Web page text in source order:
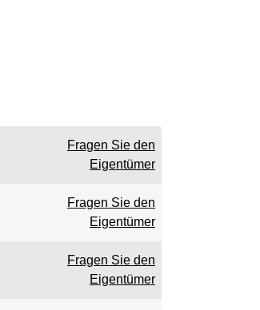
Fragen Sie den
Eigentümer
Fragen Sie den
Eigentümer
Fragen Sie den
Eigentümer